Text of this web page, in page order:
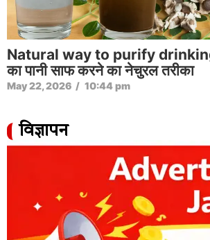
Natural way to purify
का पानी साफ करने का नेचुरल तरीका
May 22, 2026 / 10:44 pm
विज्ञापन